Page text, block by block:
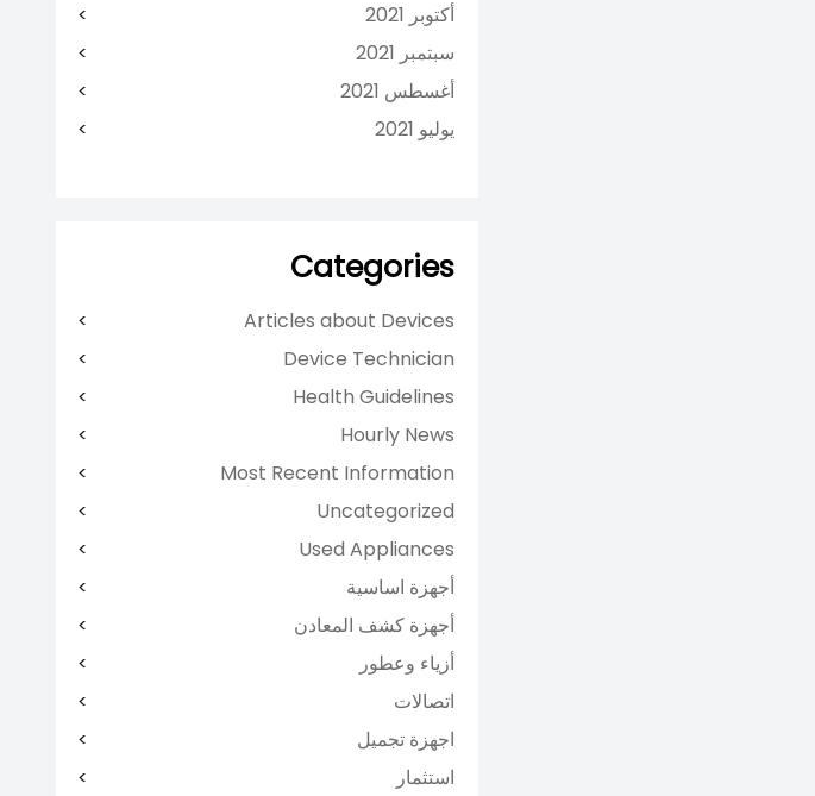
أكتوبر 2021
سبتمبر 2021
أغسطس 2021
يوليو 2021
Categories
Articles about Devices
Device Technician
Health Guidelines
Hourly News
Most Recent Information
Uncategorized
Used Appliances
أجهزة اساسية
أجهزة كشف المعادن
أزياء وعطور
اتصالات
اجهزة تجميل
استثمار